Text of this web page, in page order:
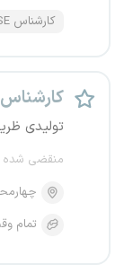
کارشناس HSE
تولیدی
منقضی شده
تمام